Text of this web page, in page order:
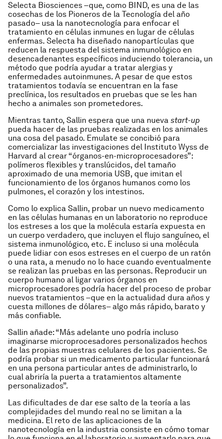
Selecta Biosciences –que, como BIND, es una de las
cosechas de los Pioneros de la Tecnología del año
pasado– usa la nanotecnología para enfocar el
tratamiento en células inmunes en lugar de células
enfermas. Selecta ha diseñado nanopartículas que
reducen la respuesta del sistema inmunológico en
desencadenantes específicos induciendo tolerancia, un
método que podría ayudar a tratar alergias y
enfermedades autoinmunes. A pesar de que estos
tratamientos todavía se encuentran en la fase
preclínica, los resultados en pruebas que se les han
hecho a animales son prometedores.
Mientras tanto, Sallin espera que una nueva start-up
pueda hacer de las pruebas realizadas en los animales
una cosa del pasado. Emulate se concibió para
comercializar las investigaciones del Instituto Wyss de
Harvard al crear “órganos-en-microprocesadores”:
polímeros flexibles y translúcidos, del tamaño
aproximado de una memoria USB, que imitan el
funcionamiento de los órganos humanos como los
pulmones, el corazón y los intestinos.
Como lo explica Sallin, probar un nuevo medicamento
en las células humanas en un laboratorio no reproduce
los estreses a los que la molécula estaría expuesta en
un cuerpo verdadero, que incluyen el flujo sanguíneo, el
sistema inmunológico, etc. E incluso si una molécula
puede lidiar con esos estreses en el cuerpo de un ratón
o una rata, a menudo no lo hace cuando eventualmente
se realizan las pruebas en las personas. Reproducir un
cuerpo humano al ligar varios órganos en
microprocesadores podría hacer del proceso de probar
nuevos tratamientos –que en la actualidad dura años y
cuesta millones de dólares– algo más rápido, barato y
más confiable.
Sallin añade: “Más adelante uno podría incluso
imaginarse microprocesadores personalizados hechos
de las propias muestras celulares de los pacientes. Se
podría probar si un medicamento particular funcionará
en una persona particular antes de administrarlo, lo
cual abriría la puerta a tratamientos altamente
personalizados”.
Las dificultades de dar ese salto de la teoría a las
complejidades del mundo real no se limitan a la
medicina. El reto de las aplicaciones de la
nanotecnología en la industria consiste en cómo tomar